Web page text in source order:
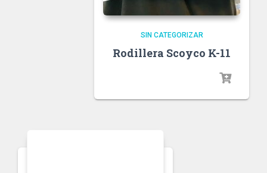
SIN CATEGORIZAR
Rodillera Scoyco K-11